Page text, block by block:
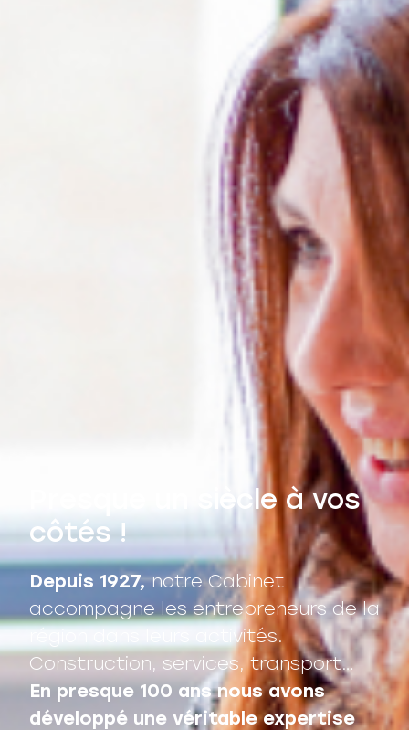
Presque un siècle à vos
côtés !
Depuis 1927,notre Cabinet
accompagne les entrepreneurs de la
région dans leurs activités.
Construction, services, transport…
En presque 100 ans nous avons
développé une véritable expertise